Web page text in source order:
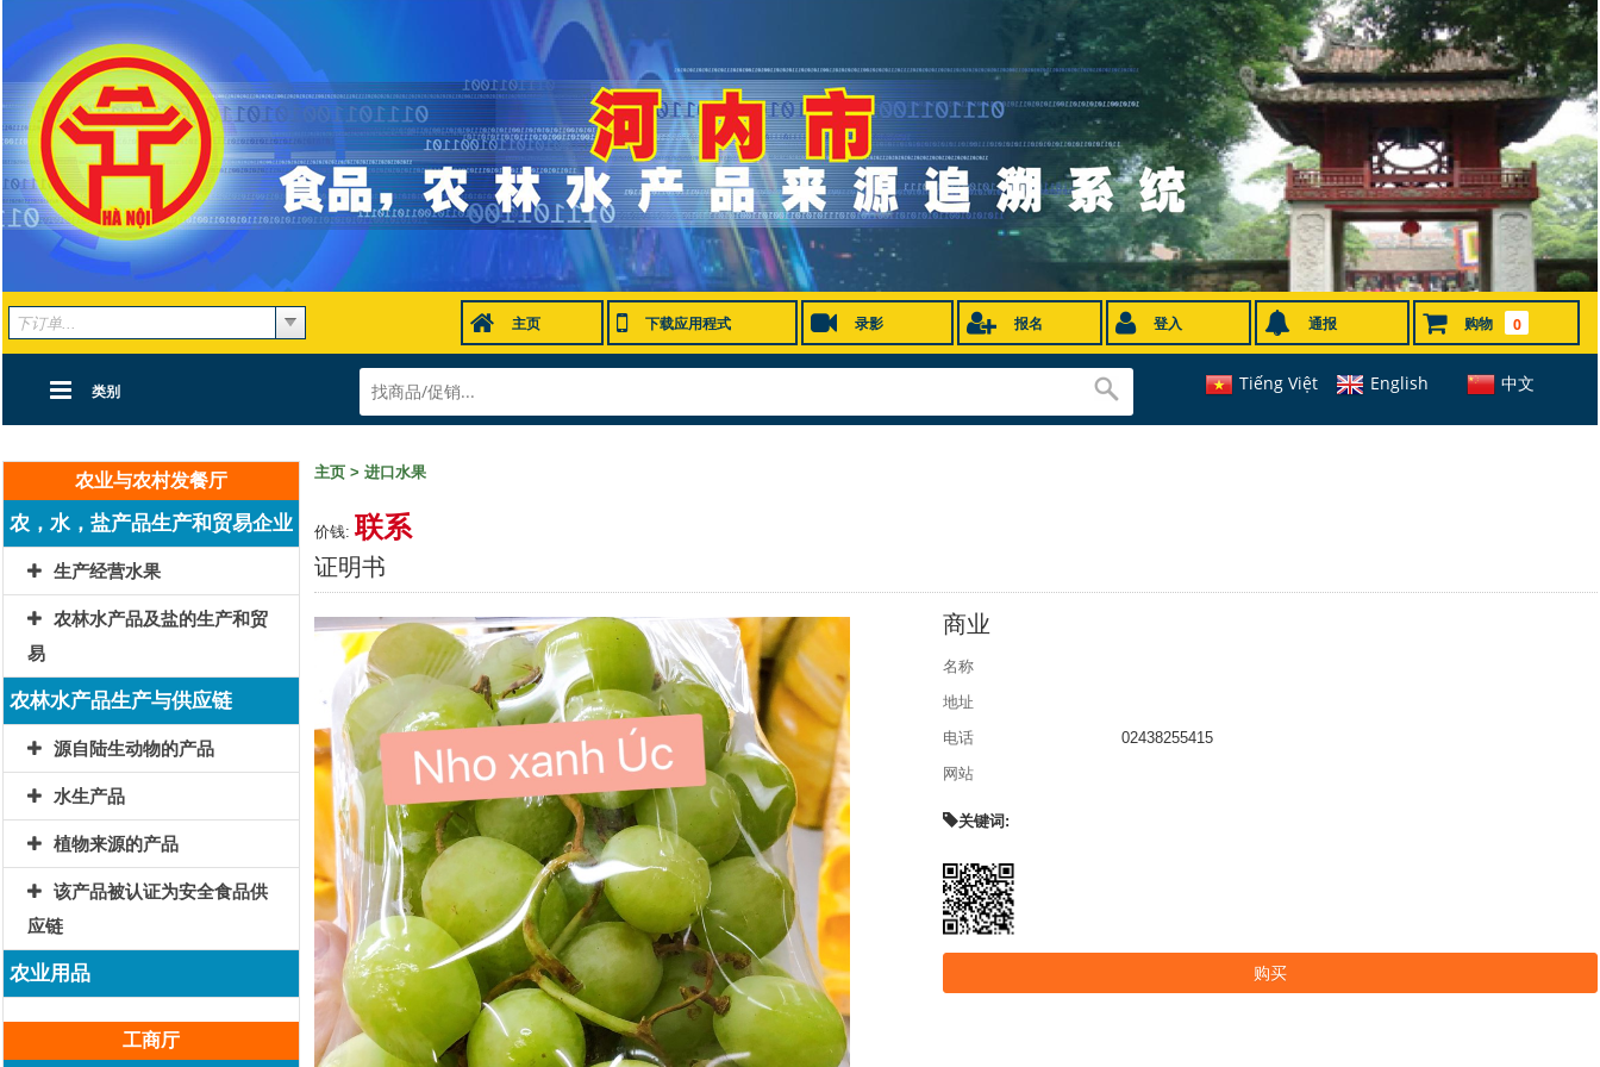
主页 下载应用程式 录影 报名 登入 通报 购物 0
类别 中文
English
Tiếng Việt
农业与农村发餐厅
农，水，盐产品生产和贸易企业
生产经营水果
农林水产品及盐的生产和贸
易
农林水产品生产与供应链
源自陆生动物的产品
水生产品
植物来源的产品
该产品被认证为安全食品供
应链
农业用品
工商厅
主页 > 进口水果
价钱:联系
证明书
商业
名称
地址
电话
02438255415
网站
关键词: